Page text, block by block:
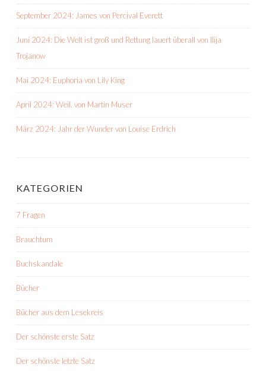
September 2024: James von Percival Everett
Juni 2024: Die Welt ist groß und Rettung lauert überall von Ilija
Trojanow
Mai 2024: Euphoria von Lily King
April 2024: Weil. von Martin Muser
März 2024: Jahr der Wunder von Louise Erdrich
KATEGORIEN
7 Fragen
Brauchtum
Buchskandale
Bücher
Bücher aus dem Lesekreis
Der schönste erste Satz
Der schönste letzte Satz